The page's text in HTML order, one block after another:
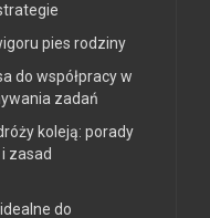
pies rodziny
do współpracy w
zadań
koleją: porady
zasad
do